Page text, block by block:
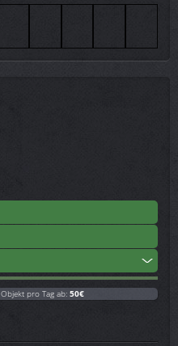
Objekt pro Tag ab: 50€